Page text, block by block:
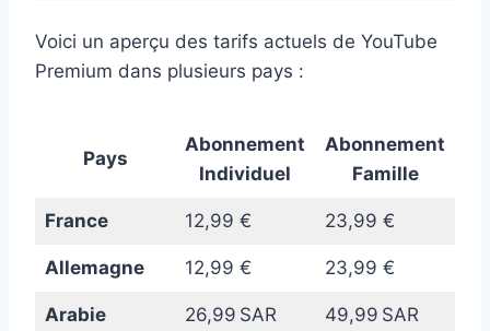
Voici un aperçu des tarifs actuels de YouTube
Premium dans plusieurs pays :
Pays
Abonnement
Individuel
Abonnement
Famille
France 12,99 € 23,99 €
Allemagne 12,99 € 23,99 €
Arabie 26,99 SAR 49,99 SAR